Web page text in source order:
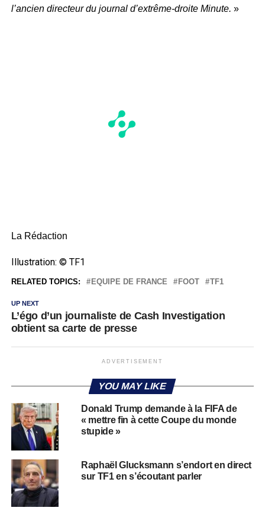
l’ancien directeur du journal d’extrême-droite Minute. »
La Rédaction
Illustration: © TF1
RELATED TOPICS: EQUIPE DE FRANCE FOOT TF1
UP NEXT
L’égo d’un journaliste de Cash Investigation
obtient sa carte de presse
ADVERTISEMENT
YOU MAY LIKE
Donald Trump demande à la FIFA de
« mettre fin à cette Coupe du monde
stupide »
Raphaël Glucksmann s’endort en direct
sur TF1 en s’écoutant parler